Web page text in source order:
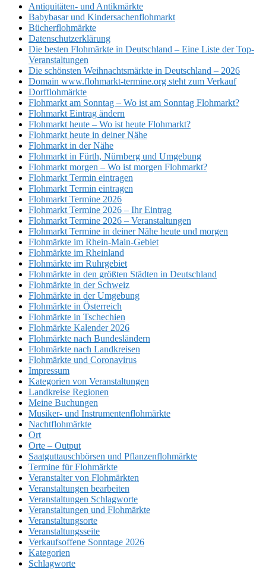
Antiquitäten- und Antikmärkte
Babybasar und Kindersachenflohmarkt
Bücherflohmärkte
Datenschutzerklärung
Die besten Flohmärkte in Deutschland – Eine Liste der Top-
Veranstaltungen
Die schönsten Weihnachtsmärkte in Deutschland – 2026
Domain www.flohmarkt-termine.org steht zum Verkauf
Dorfflohmärkte
Flohmarkt am Sonntag – Wo ist am Sonntag Flohmarkt?
Flohmarkt Eintrag ändern
Flohmarkt heute – Wo ist heute Flohmarkt?
Flohmarkt heute in deiner Nähe
Flohmarkt in der Nähe
Flohmarkt in Fürth, Nürnberg und Umgebung
Flohmarkt morgen – Wo ist morgen Flohmarkt?
Flohmarkt Termin eintragen
Flohmarkt Termin eintragen
Flohmarkt Termine 2026
Flohmarkt Termine 2026 – Ihr Eintrag
Flohmarkt Termine 2026 – Veranstaltungen
Flohmarkt Termine in deiner Nähe heute und morgen
Flohmärkte im Rhein-Main-Gebiet
Flohmärkte im Rheinland
Flohmärkte im Ruhrgebiet
Flohmärkte in den größten Städten in Deutschland
Flohmärkte in der Schweiz
Flohmärkte in der Umgebung
Flohmärkte in Österreich
Flohmärkte in Tschechien
Flohmärkte Kalender 2026
Flohmärkte nach Bundesländern
Flohmärkte nach Landkreisen
Flohmärkte und Coronavirus
Impressum
Kategorien von Veranstaltungen
Landkreise Regionen
Meine Buchungen
Musiker- und Instrumentenflohmärkte
Nachtflohmärkte
Ort
Orte – Output
Saatguttauschbörsen und Pflanzenflohmärkte
Termine für Flohmärkte
Veranstalter von Flohmärkten
Veranstaltungen bearbeiten
Veranstaltungen Schlagworte
Veranstaltungen und Flohmärkte
Veranstaltungsorte
Veranstaltungsseite
Verkaufsoffene Sonntage 2026
Kategorien
Schlagworte